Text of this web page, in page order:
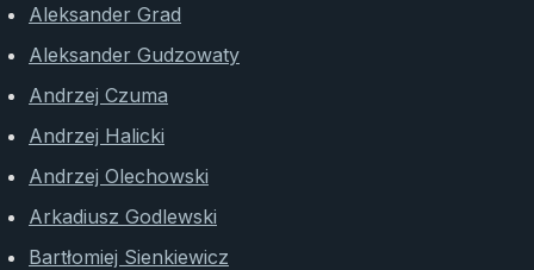
Aleksander Grad
Aleksander Gudzowaty
Andrzej Czuma
Andrzej Halicki
Andrzej Olechowski
Arkadiusz Godlewski
Bartłomiej Sienkiewicz